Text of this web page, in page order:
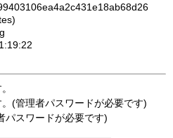
(管理者パスワードが必要です)
パスワードが必要です)